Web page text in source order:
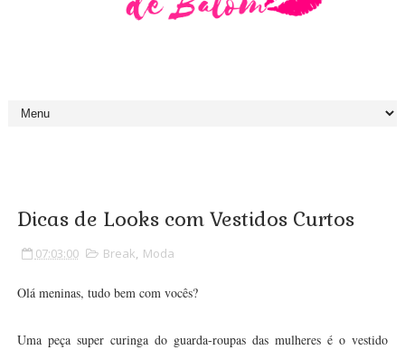
Dicas de Looks com Vestidos Curtos
07:03:00 Break, Moda
Olá meninas, tudo bem com vocês?
Uma peça super curinga do guarda-roupas das mulheres é o vestido